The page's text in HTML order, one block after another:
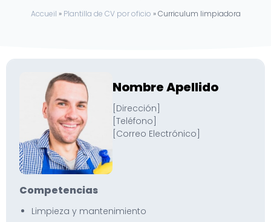
Accueil » Plantilla de CV por oficio »Curriculum limpiadora
Nombre Apellido
[Dirección]
[Teléfono]
[Correo Electrónico]
Competencias
Limpieza y mantenimiento